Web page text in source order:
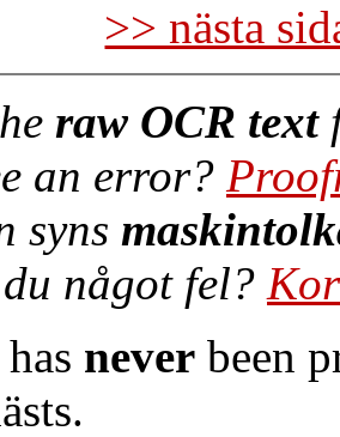
>> nästa
raw OCR text
an error?
syns
något fel?
never been